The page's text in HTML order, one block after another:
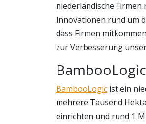
niederländische
Innovationen rund um
dass Firmen
zur Verbesserung
BambooLogic
BambooLogic ist ein
mehrere Tausend
einrichten und rund 1